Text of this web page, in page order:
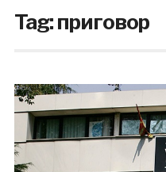
Tag:приговор